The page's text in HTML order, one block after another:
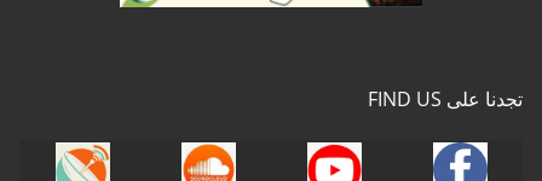
تجدنا على FIND US